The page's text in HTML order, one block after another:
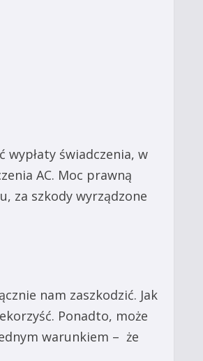
świadczenia, w
AC. Moc prawną
za szkody wyrządzone
nam zaszkodzić. Jak
Ponadto, może
warunkiem – że